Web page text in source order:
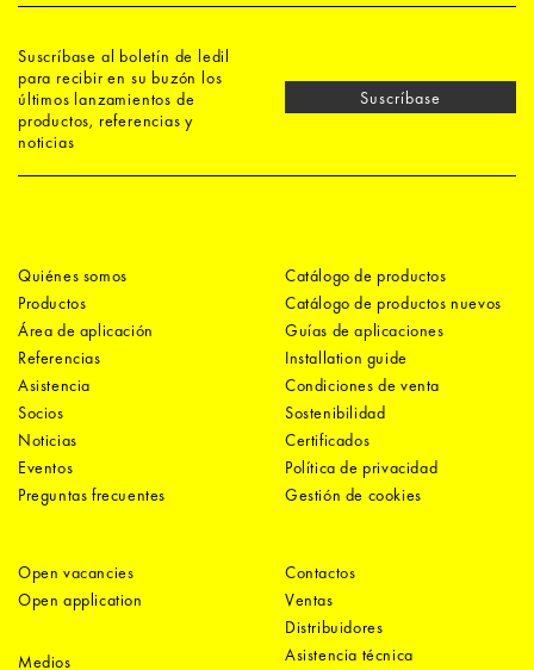
Suscríbase al boletín de ledil
para recibir en su buzón los
últimos lanzamientos de
productos, referencias y
noticias
Suscríbase
Quiénes somos
Productos
Área de aplicación
Referencias
Asistencia
Socios
Noticias
Eventos
Preguntas frecuentes
Catálogo de productos
Catálogo de productos nuevos
Guías de aplicaciones
Installation guide
Condiciones de venta
Sostenibilidad
Certificados
Política de privacidad
Gestión de cookies
Open vacancies
Open application
Medios
Contactos
Ventas
Distribuidores
Asistencia técnica